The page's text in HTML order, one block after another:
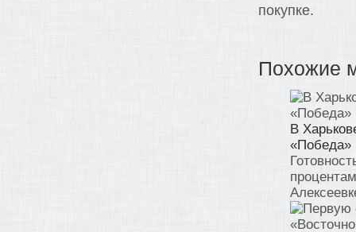
покупке.
Похожие
В
«Победа»